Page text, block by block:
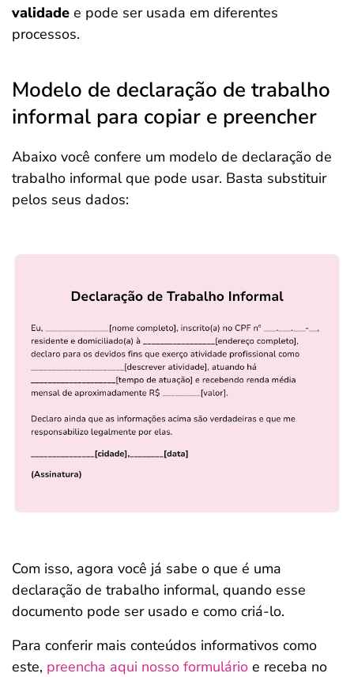
validade e pode ser usada em diferentes
processos.
Modelo de declaração de trabalho
informal para copiar e preencher
Abaixo você confere um modelo de declaração de
trabalho informal que pode usar. Basta substituir
pelos seus dados:
Com isso, agora você já sabe o que é uma
declaração de trabalho informal, quando esse
documento pode ser usado e como criá-lo.
Para conferir mais conteúdos informativos como
este, preencha aqui nosso formulário e receba no